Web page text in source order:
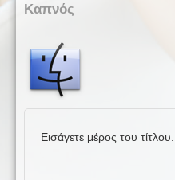
Καπνός
Εισάγετε μέρος του τίτλου.